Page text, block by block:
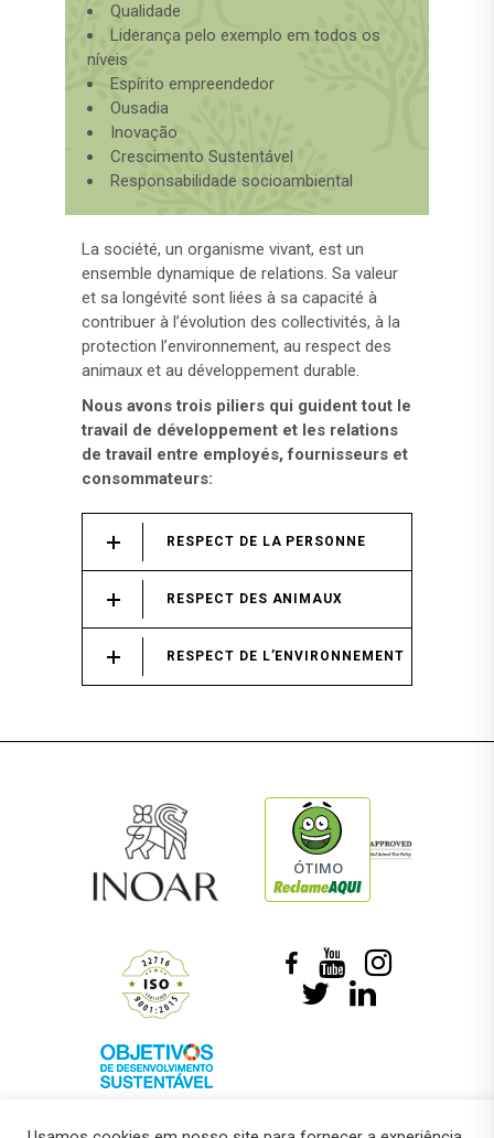
Qualidade
Liderança pelo exemplo em todos os
níveis
Espírito empreendedor
Ousadia
Inovação
Crescimento Sustentável
Responsabilidade socioambiental
La société, un organisme vivant, est un
ensemble dynamique de relations. Sa valeur
et sa longévité sont liées à sa capacité à
contribuer à l’évolution des collectivités, à la
protection l’environnement, au respect des
animaux et au développement durable.
Nous avons trois piliers qui guident tout le
travail de développement et les relations
de travail entre employés, fournisseurs et
consommateurs:
RESPECT DE LA PERSONNE
RESPECT DES ANIMAUX
RESPECT DE L’ENVIRONNEMENT
ÓTIMO